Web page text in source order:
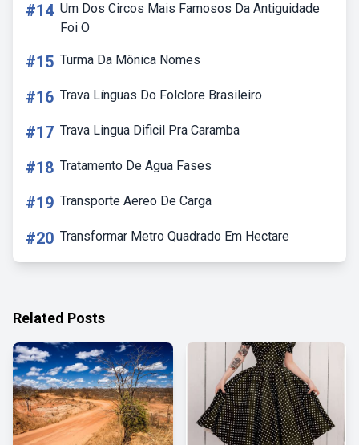
#14 Um Dos Circos Mais Famosos Da Antiguidade
Foi O
#15 Turma Da Mônica Nomes
#16 Trava Línguas Do Folclore Brasileiro
#17 Trava Lingua Dificil Pra Caramba
#18 Tratamento De Agua Fases
#19 Transporte Aereo De Carga
#20 Transformar Metro Quadrado Em Hectare
Related Posts